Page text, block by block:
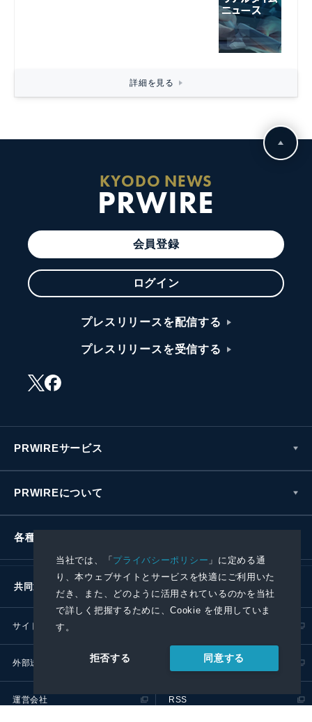
当社では、「プライバシーポリシー 」に定める通
り、本ウェブサイトとサービスを快適にご利用いた
だき、また、どのように活用されているのかを当社
で詳しく把握するために、Cookie を使用していま
す。
拒否する 同意する
詳細を見る
KYODO NEWS
PRWIRE
会員登録
ログイン
プレスリリースを配信する
プレスリリースを受信する
PRWIREサービス
PRWIREについて
各種お問い合わせ
共同通信社グループ
サイトポリシー
外部送信ポリシー プレスリリース取扱基準
運営会社 RSS